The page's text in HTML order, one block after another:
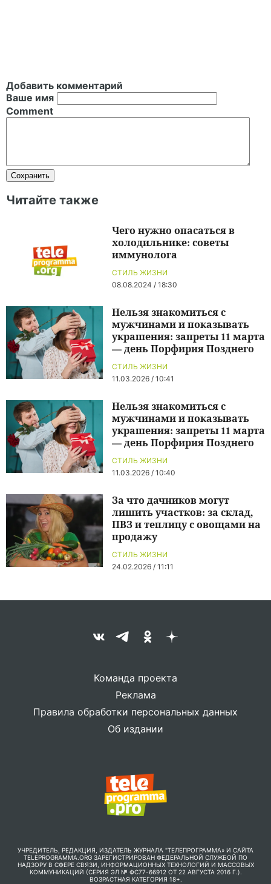
Добавить комментарий
Ваше имя
Comment
Читайте также
СТИЛЬ ЖИЗНИ
08.08.2024 / 18:30
Чего нужно опасаться в
холодильнике: советы
иммунолога
СТИЛЬ ЖИЗНИ
11.03.2026 / 10:41
Нельзя знакомиться с
мужчинами и показывать
украшения: запреты 11 марта
— день Порфирия Позднего
СТИЛЬ ЖИЗНИ
11.03.2026 / 10:40
Нельзя знакомиться с
мужчинами и показывать
украшения: запреты 11 марта
— день Порфирия Позднего
СТИЛЬ ЖИЗНИ
24.02.2026 / 11:11
За что дачников могут
лишить участков: за склад,
ПВЗ и теплицу с овощами на
продажу
Команда проекта
Реклама
Правила обработки персональных данных
Об издании
УЧРЕДИТЕЛЬ, РЕДАКЦИЯ, ИЗДАТЕЛЬ ЖУРНАЛА "ТЕЛЕПРОГРАММА» И САЙТА
TELEPROGRAMMA.ORG ЗАРЕГИСТРИРОВАН ФЕДЕРАЛЬНОЙ СЛУЖБОЙ ПО
НАДЗОРУ В СФЕРЕ СВЯЗИ, ИНФОРМАЦИОННЫХ ТЕХНОЛОГИЙ И МАССОВЫХ
КОММУНИКАЦИЙ (СЕРИЯ ЭЛ № ФС77-66912 ОТ 22 АВГУСТА 2016 Г.).
ВОЗРАСТНАЯ КАТЕГОРИЯ 18+.